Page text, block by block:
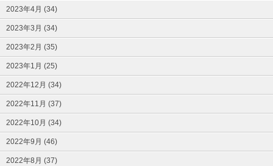
2023年4月 (34)
2023年3月 (34)
2023年2月 (35)
2023年1月 (25)
2022年12月 (34)
2022年11月 (37)
2022年10月 (34)
2022年9月 (46)
2022年8月 (37)